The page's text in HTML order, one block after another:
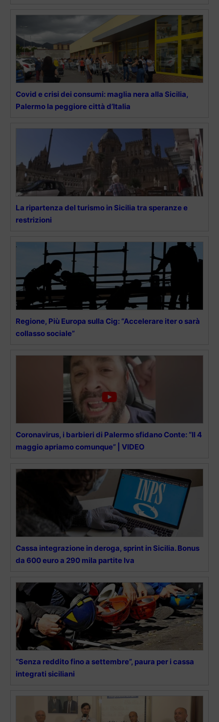
Covid e crisi dei consumi: maglia nera alla Sicilia,
Palermo la peggiore città d’Italia
La ripartenza del turismo in Sicilia tra speranze e
restrizioni
Regione, Più Europa sulla Cig: “Accelerare iter o sarà
collasso sociale”
Coronavirus, i barbieri di Palermo sfidano Conte: “Il 4
maggio apriamo comunque” | VIDEO
Cassa integrazione in deroga, sprint in Sicilia. Bonus
da 600 euro a 290 mila partite Iva
“Senza reddito fino a settembre”, paura per i cassa
integrati siciliani